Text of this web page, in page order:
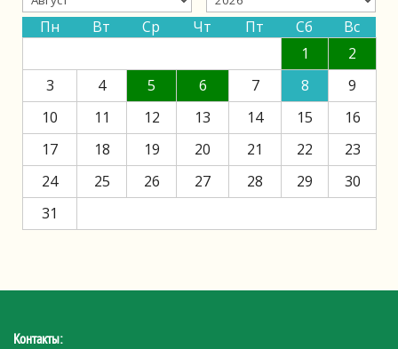
Пн Вт Ср Чт Пт Сб
Вс
1
2
3
4 5 6 7 8
9
10
11 12 13 14 15
16
17
18 19 20 21 22
23
24
25 26 27 28 29
30
31
Контакты: